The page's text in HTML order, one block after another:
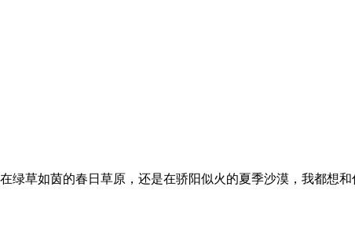
草如茵的春日草原，还是在骄阳似火的夏季沙漠，我都想和